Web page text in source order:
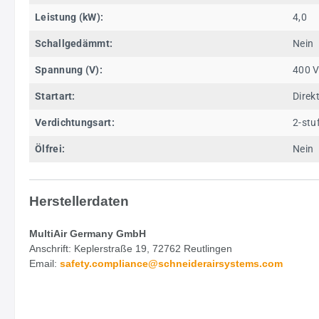
Leistung (kW): 4,0
Schallgedämmt: Nein
Spannung (V): 400 V
Startart:
Verdichtungsart: 2-
Ölfrei: Nein
Herstellerdaten
MultiAir Germany GmbH
Anschrift: Keplerstraße 19, 72762 Reutlingen
Email: safety.compliance@schneiderairsystems.com